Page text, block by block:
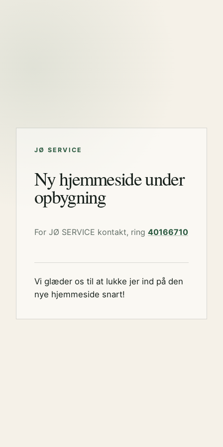
JØ SERVICE
Ny hjemmeside under
opbygning
For JØ SERVICE kontakt, ring 40166710
Vi glæder os til at lukke jer ind på den
nye hjemmeside snart!